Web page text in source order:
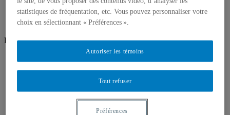
contact us
Follow us
Why choose us ?
Loans, grants and awards
University Calendar
statistiques de fréquentation, etc. Vous pouvez personnaliser votre
choix en sélectionnant « Préférences ».
Tout refuser
Autoriser les témoins
Préférences